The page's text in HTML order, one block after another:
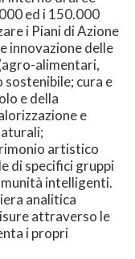
ed i 150.000
i Piani di Azione
innovazione delle
alimentari,
cura e
e della
e
artistico
di specifici gruppi
intelligenti.
analitica
attraverso le
i propri